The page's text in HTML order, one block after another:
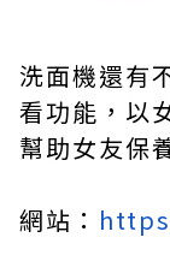
洗面機還有
看功能，以
幫助女友保
網站：